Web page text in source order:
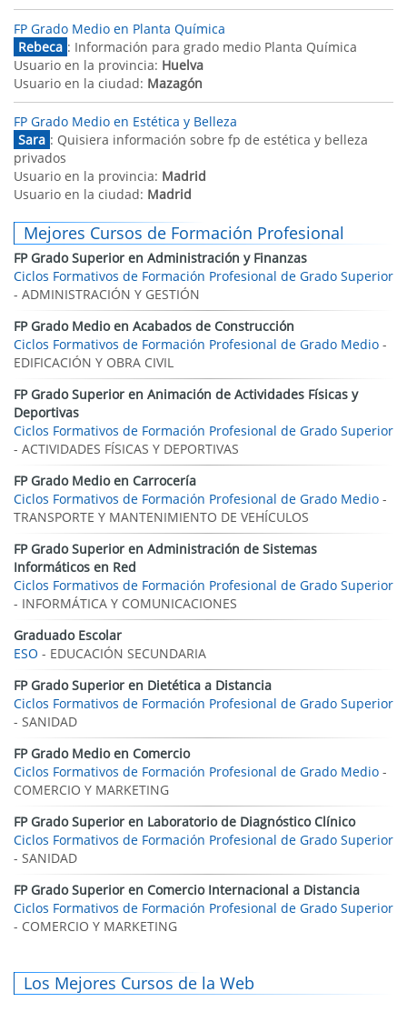
FP Grado Medio en Planta Química
Rebeca : Información para grado medio Planta Química
Usuario en la provincia: Huelva
Usuario en la ciudad: Mazagón
FP Grado Medio en Estética y Belleza
Sara : Quisiera información sobre fp de estética y belleza
privados
Usuario en la provincia: Madrid
Usuario en la ciudad: Madrid
Mejores Cursos de Formación Profesional
FP Grado Superior en Administración y Finanzas
Ciclos Formativos de Formación Profesional de Grado Superior
- ADMINISTRACIÓN Y GESTIÓN
FP Grado Medio en Acabados de Construcción
Ciclos Formativos de Formación Profesional de Grado Medio -
EDIFICACIÓN Y OBRA CIVIL
FP Grado Superior en Animación de Actividades Físicas y
Deportivas
Ciclos Formativos de Formación Profesional de Grado Superior
- ACTIVIDADES FÍSICAS Y DEPORTIVAS
FP Grado Medio en Carrocería
Ciclos Formativos de Formación Profesional de Grado Medio -
TRANSPORTE Y MANTENIMIENTO DE VEHÍCULOS
FP Grado Superior en Administración de Sistemas
Informáticos en Red
Ciclos Formativos de Formación Profesional de Grado Superior
- INFORMÁTICA Y COMUNICACIONES
Graduado Escolar
ESO - EDUCACIÓN SECUNDARIA
FP Grado Superior en Dietética a Distancia
Ciclos Formativos de Formación Profesional de Grado Superior
- SANIDAD
FP Grado Medio en Comercio
Ciclos Formativos de Formación Profesional de Grado Medio -
COMERCIO Y MARKETING
FP Grado Superior en Laboratorio de Diagnóstico Clínico
Ciclos Formativos de Formación Profesional de Grado Superior
- SANIDAD
FP Grado Superior en Comercio Internacional a Distancia
Ciclos Formativos de Formación Profesional de Grado Superior
- COMERCIO Y MARKETING
Los Mejores Cursos de la Web